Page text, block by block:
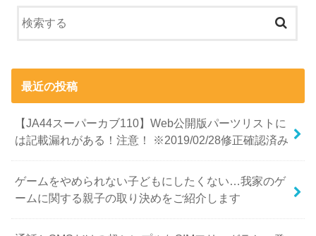
最近の投稿
【JA44スーパーカブ110】Web公開版パーツリストに
は記載漏れがある！注意！ ※2019/02/28修正確認済み
ゲームをやめられない子どもにしたくない…我家のゲ
ームに関する親子の取り決めをご紹介します